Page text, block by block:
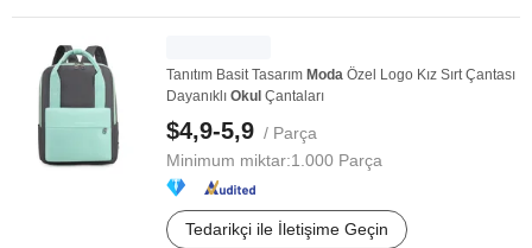
Tanıtım Basit Tasarım Moda Özel Logo Kız Sırt Çantası
Dayanıklı Okul Çantaları
$4,9-5,9 / Parça
Minimum miktar:1.000 Parça
Tedarikçi ile İletişime Geçin